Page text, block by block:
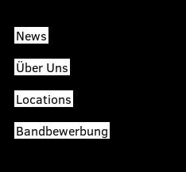
News
Über Uns
Locations
Bandbewerbung